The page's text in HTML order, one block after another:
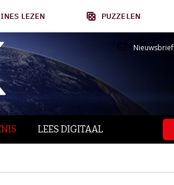
LEZEN PUZZELEN
Nieuwsbrief
LEES DIGITAAL